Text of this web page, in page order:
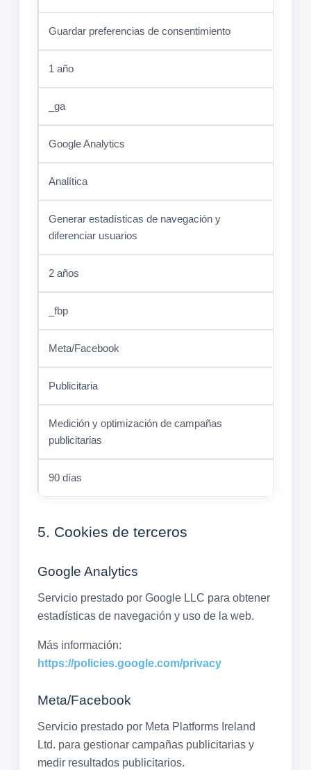
Guardar preferencias de consentimiento
1 año
_ga
Google Analytics
Analítica
Generar estadísticas de navegación y
diferenciar usuarios
2 años
_fbp
Meta/Facebook
Publicitaria
Medición y optimización de campañas
publicitarias
90 días
5. Cookies de terceros
Google Analytics
Servicio prestado por Google LLC para obtener
estadísticas de navegación y uso de la web.
Más información:
https://policies.google.com/privacy
Meta/Facebook
Servicio prestado por Meta Platforms Ireland
Ltd. para gestionar campañas publicitarias y
medir resultados publicitarios.